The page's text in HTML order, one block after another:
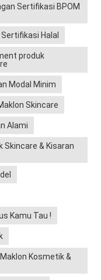
Sertifikasi BPOM
Halal
produk
Modal Minim
Skincare
Alami
Skincare & Kisaran
Kamu Tau !
Kosmetik &